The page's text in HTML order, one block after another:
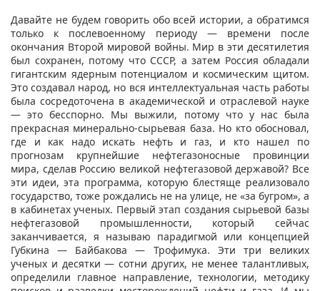
Давайте не будем говорить обо всей истории, а обратимся
только к послевоенному периоду — времени после
окончания Второй мировой войны. Мир в эти десятилетия
был сохранен, потому что СССР, а затем Россия обладали
гигантским ядерным потенциалом и космическим щитом.
Это создавал народ, но вся интеллектуальная часть работы
была сосредоточена в академической и отраслевой науке
— это бесспорно. Мы выжили, потому что у нас была
прекрасная минерально-сырьевая база. Но кто обосновал,
где и как надо искать нефть и газ, и кто нашел по
прогнозам крупнейшие нефтегазоносные провинции
мира, сделав Россию великой нефтегазовой державой? Все
эти идеи, эта программа, которую блестяще реализовало
государство, тоже рождались не на улице, не «за бугром», а
в кабинетах ученых. Первый этап создания сырьевой базы
нефтегазовой промышленности, который сейчас
заканчивается, я называю парадигмой или концепцией
Губкина — Байбакова — Трофимука. Эти три великих
ученых и десятки — сотни других, не менее талантливых,
определили главное направление, технологии, методику